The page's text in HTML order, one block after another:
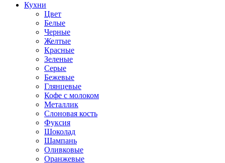
Кухни
Цвет
Белые
Черные
Желтые
Красные
Зеленые
Серые
Бежевые
Глянцевые
Кофе с молоком
Металлик
Слоновая кость
Фуксия
Шоколад
Шампань
Оливковые
Оранжевые